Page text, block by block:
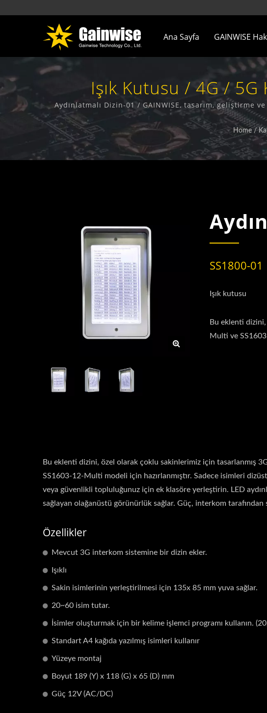
Ana Sayfa GAINWISE
Işık Kutusu / 4G /
Aydınlatmalı Dizin-01 / GAINWISE, tasarım, geliştirme
Home /
SS1800-01
Işık kutusu
Bu eklenti
Multi ve
Bu eklenti dizini, özel olarak çoklu sakinlerimiz için tasarlanmış
SS1603-12-Multi modeli için hazırlanmıştır. Sadece isimleri
veya güvenlikli topluluğunuz için ek klasöre yerleştirin. LED
sağlayan olağanüstü görünürlük sağlar. Güç, interkom tarafından
Özellikler
Mevcut 3G interkom sistemine bir dizin ekler.
Işıklı
Sakin isimlerinin yerleştirilmesi için 135x 85 mm yuva sağlar.
20~60 isim tutar.
İsimler oluşturmak için bir kelime işlemci programı kullanın.
Standart A4 kağıda yazılmış isimleri kullanır
Yüzeye montaj
Boyut 189 (Y) x 118 (G) x 65 (D) mm
Güç 12V (AC/DC)